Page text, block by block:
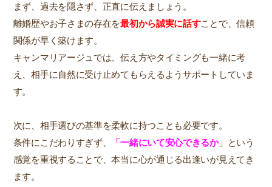
まず、過去を隠さず、正直に伝えましょう。
離婚歴やお子さまの存在を最初から誠実に話すことで、信頼
関係が早く築けます。
キャンマリアージュでは、伝え方やタイミングも一緒に考
え、相手に自然に受け止めてもらえるようサポートしていま
す。
次に、相手選びの基準を柔軟に持つことも必要です。
条件にこだわりすぎず、
「一緒にいて安心できるか」という
感覚を重視することで、本当に心が通じる出逢いが見えてき
ます。